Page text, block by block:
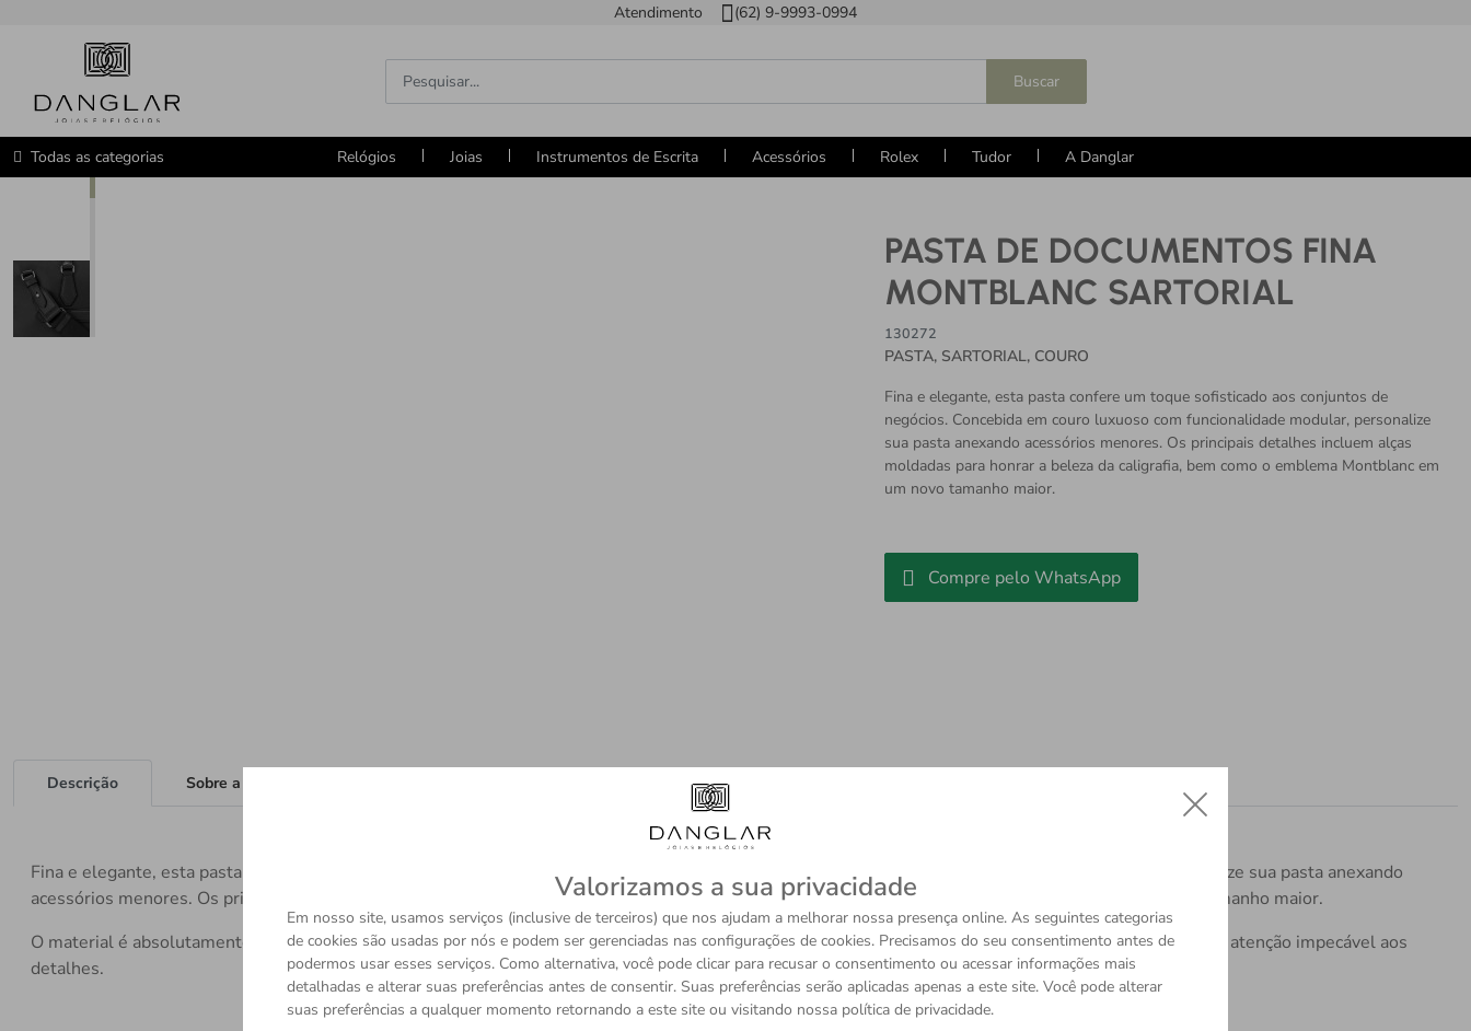
Valorizamos a sua privacidade
Em nosso site, usamos serviços (inclusive de terceiros) que nos ajudam a melhorar nossa presença online. As seguintes categorias
de cookies são usadas por nós e podem ser gerenciadas nas configurações de cookies. Precisamos do seu consentimento antes de
podermos usar esses serviços. Como alternativa, você pode clicar para recusar o consentimento ou acessar informações mais
detalhadas e alterar suas preferências antes de consentir. Suas preferências serão aplicadas apenas a este site. Você pode alterar
suas preferências a qualquer momento retornando a este site ou visitando nossa política de privacidade.
Atendimento (62) 9-9993-0994
Buscar
Todas as categorias Relógios Joias Instrumentos de Escrita Acessórios Rolex Tudor A Danglar
PASTA DE DOCUMENTOS FINA
MONTBLANC SARTORIAL
130272
PASTA, SARTORIAL, COURO
Fina e elegante, esta pasta confere um toque sofisticado aos conjuntos de
negócios. Concebida em couro luxuoso com funcionalidade modular, personalize
sua pasta anexando acessórios menores. Os principais detalhes incluem alças
moldadas para honrar a beleza da caligrafia, bem como o emblema Montblanc em
um novo tamanho maior.
Compre pelo WhatsApp
Descrição Sobre a Marca
Fina e elegante, esta pasta confere um toque sofisticado aos conjuntos de negócios. Concebida em couro luxuoso com funcionalidade modular, personalize sua pasta anexando
acessórios menores. Os principais detalhes incluem alças moldadas para honrar a beleza da caligrafia, bem como o emblema Montblanc em um novo tamanho maior.
O material é absolutamente de primeira classe, e os artesãos são confiáveis e os mais qualificados. Descubra o resultado de um verdadeiro artesanato e atenção impecável aos
detalhes.